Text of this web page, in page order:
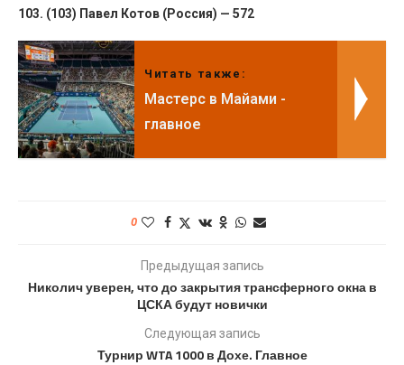
103. (103) Павел Котов (Россия ) — 572
Читать также:
Мастерс в Майами -
главное
0
Предыдущая запись
Николич уверен, что до закрытия трансферного окна в
ЦСКА будут новички
Следующая запись
Турнир WTA 1000 в Дохе. Главное